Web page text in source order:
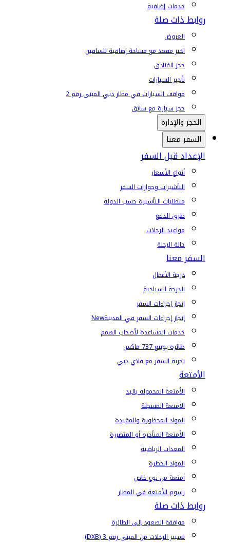
خدمات إضافية
روابط ذات صلة
العروض
اختر مقعد مع مساحة إضافية للساقين
حجز الفنادق
تأجير السيارات
مواقف السيارات في مطار دبي المبنى رقم 2
حجز سيارة مع سائق
الحجز والإدارة
السفر معنا
الإعداد قبل السفر
أنواع الأسعار
التأشيرات وجوازات السفر
متطلبات التأشيرة حسب الدولة
طرق الدفع
مواعيد الرحلات
حالة الرحلة
السفر معنا
درجة الأعمال
الدرجة السياحية
إنجاز إجراءات السفر
إنجاز إجراءات السفر في المدينةNew
خدمات المساعدة لأصحاب الهمم
طائرة بوينغ 737 ماكس
تجربة السفر مع فلاي دبي
الأمتعة
الأمتعة المحمولة باليد
الأمتعة المسجلة
المواد المحظورة والمقيدة
الأمتعة المتأخرة أو المتضررة
المعدات الرياضية
المواد الخطرة
أمتعة من نوع خاص
رسوم الأمتعة في المطار
روابط ذات صلة
موافقة الصعود إلى الطائرة
تسيير الرحلات من المبنى رقم 3 (DXB)